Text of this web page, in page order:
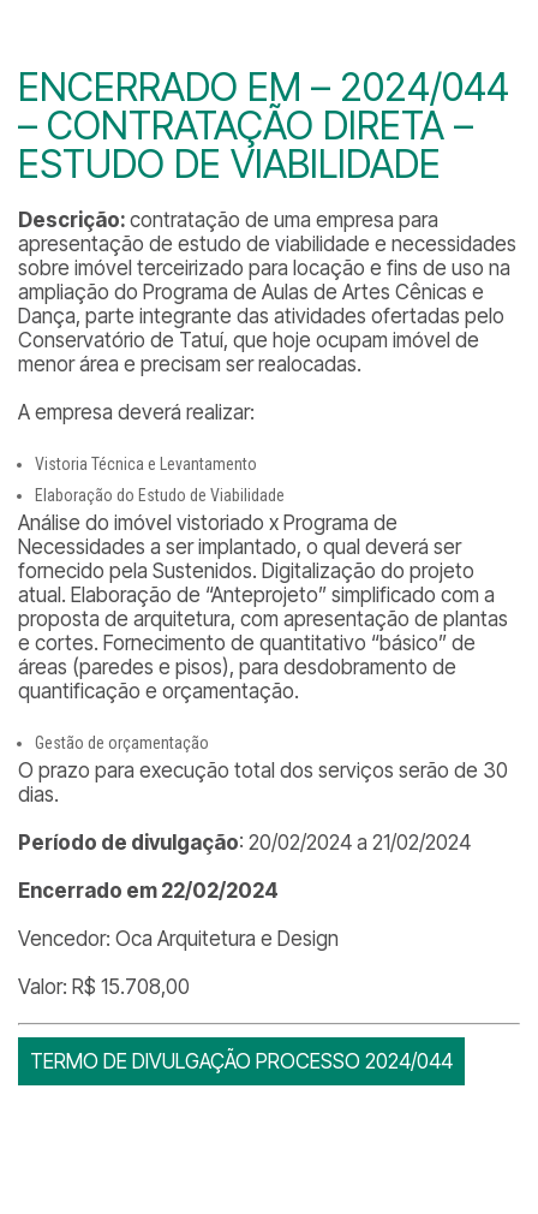
ENCERRADO EM – 2024/044
– CONTRATAÇÃO DIRETA –
ESTUDO DE VIABILIDADE
Descrição: contratação de uma empresa para
apresentação de estudo de viabilidade e necessidades
sobre imóvel terceirizado para locação e fins de uso na
ampliação do Programa de Aulas de Artes Cênicas e
Dança, parte integrante das atividades ofertadas pelo
Conservatório de Tatuí, que hoje ocupam imóvel de
menor área e precisam ser realocadas.
A empresa deverá realizar:
Vistoria Técnica e Levantamento
Elaboração do Estudo de Viabilidade
Análise do imóvel vistoriado x Programa de
Necessidades a ser implantado, o qual deverá ser
fornecido pela Sustenidos. Digitalização do projeto
atual. Elaboração de “Anteprojeto” simplificado com a
proposta de arquitetura, com apresentação de plantas
e cortes. Fornecimento de quantitativo “básico” de
áreas (paredes e pisos), para desdobramento de
quantificação e orçamentação.
Gestão de orçamentação
O prazo para execução total dos serviços serão de 30
dias.
Período de divulgação: 20/02/2024 a 21/02/2024
Encerrado em 22/02/2024
Vencedor: Oca Arquitetura e Design
Valor: R$ 15.708,00
TERMO DE DIVULGAÇÃO PROCESSO 2024/044